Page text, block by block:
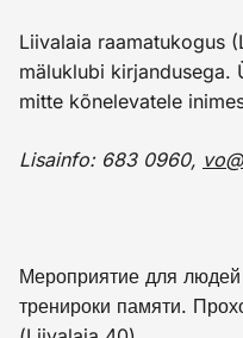
Liivalaia raamatukogus
mäluklubi kirjandusega.
mitte kõnelevatele
Lisainfo: 683 0960,
Мероприятие для людей
тренироки памяти.